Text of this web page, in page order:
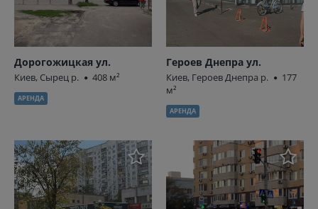
Дорогожицкая ул.
Киев, Сырец р. 408 м²
АРЕНДА
Героев Днепра ул.
Киев, Героев Днепра р.
177
м²
АРЕНДА